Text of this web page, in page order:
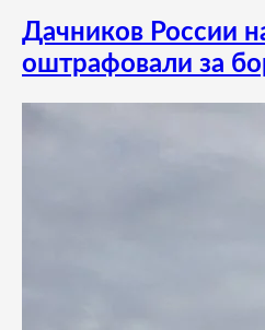
Дачников России
оштрафовали за